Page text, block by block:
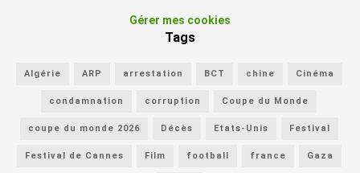
Gérer mes cookies
Tags
Algérie ARP arrestation BCT chine Cinéma
condamnation corruption Coupe du Monde
coupe du monde 2026 Décès Etats-Unis Festival
Festival de Cannes Film football france Gaza